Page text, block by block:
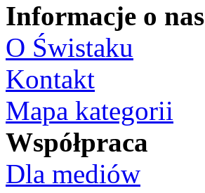
Informacje o nas
O Świstaku
Kontakt
Mapa kategorii
Współpraca
Dla mediów